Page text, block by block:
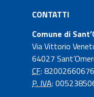
CONTATTI
Comune di
Via Vittorio
64027
CF: 82002660676
P. IVA: